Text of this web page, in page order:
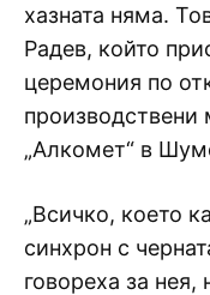
хазната няма.
Радев, който
церемония по
„Алкомет“ в
„Всичко, което
синхрон с
говореха за нея,